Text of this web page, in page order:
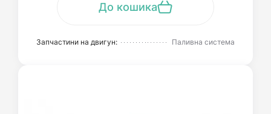
До кошика
Запчастини на двигун: Паливна система